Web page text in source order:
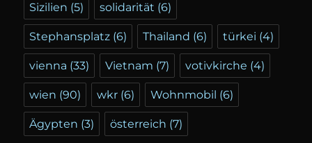
Sizilien (5) solidarität (6)
Stephansplatz (6) Thailand (6) türkei (4)
vienna (33) Vietnam (7) votivkirche (4)
wien (90) wkr (6) Wohnmobil (6)
Ägypten (3) österreich (7)